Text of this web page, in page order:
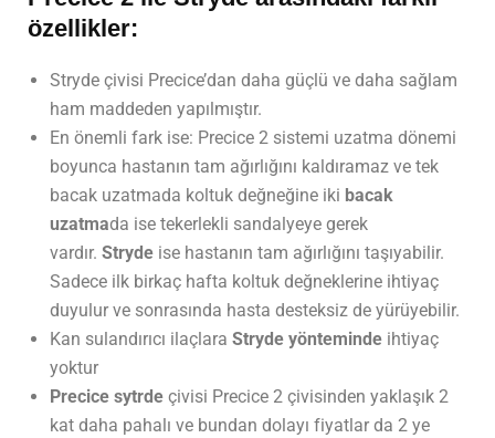
özellikler:
Stryde çivisi Precice’dan daha güçlü ve daha sağlam
ham maddeden yapılmıştır.
En önemli fark ise: Precice 2 sistemi uzatma dönemi
boyunca hastanın tam ağırlığını kaldıramaz ve tek
bacak uzatmada koltuk değneğine iki bacak
uzatmada ise tekerlekli sandalyeye gerek
vardır. Stryde ise hastanın tam ağırlığını taşıyabilir.
Sadece ilk birkaç hafta koltuk değneklerine ihtiyaç
duyulur ve sonrasında hasta desteksiz de yürüyebilir.
Kan sulandırıcı ilaçlara Stryde yönteminde ihtiyaç
yoktur
Precice sytrde çivisi Precice 2 çivisinden yaklaşık 2
kat daha pahalı ve bundan dolayı fiyatlar da 2 ye